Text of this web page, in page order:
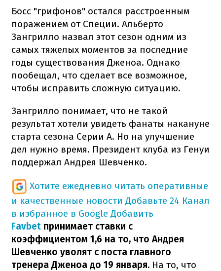
Босс "грифонов" остался расстроенным
поражением от Специи. Альберто
Зангрилло назвал этот сезон одним из
самых тяжелых моментов за последние
годы существования Дженоа. Однако
пообещал, что сделает все возможное,
чтобы исправить сложную ситуацию.
Зангрилло понимает, что не такой
результат хотели увидеть фанаты накануне
старта сезона Серии А. Но на улучшение
дел нужно время. Президент клуба из Генуи
поддержал Андрея Шевченко.
Хотите ежедневно читать оперативные
и качественные новости Добавьте 24 Канал
в избранное в Google Добавить
Favbet принимает ставки с
коэффициентом 1,6 на то, что Андрея
Шевченко уволят с поста главного
тренера Дженоа до 19 января. На то, что